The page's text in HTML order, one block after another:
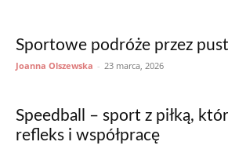
Sportowe podróże przez
Joanna Olszewska - 23 marca, 2026
Speedball – sport z piłką,
refleks i współpracę